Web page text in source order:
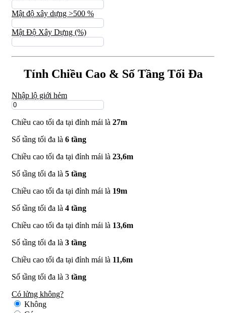
Mật độ xây dựng >500 %
Mật Độ Xây Dựng (%)
Tính Chiều Cao & Số Tầng Tối Đa
Nhập lộ giới hẻm
Chiều cao tối đa tại đỉnh mái là 27m
Số tầng tối đa là 6 tầng
Chiều cao tối đa tại đỉnh mái là 23,6m
Số tầng tối đa là 5 tầng
Chiều cao tối đa tại đỉnh mái là 19m
Số tầng tối đa là 4 tầng
Chiều cao tối đa tại đỉnh mái là 13,6m
Số tầng tối đa là 3 tầng
Chiều cao tối đa tại đỉnh mái là 11,6m
Số tầng tối đa là 3 tầng
Có lửng không?
Không